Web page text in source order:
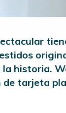
la historia.
de tarjeta